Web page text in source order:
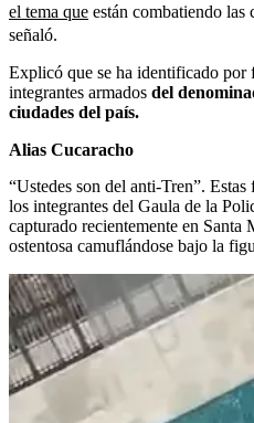
el tema que están combatiendo las
señaló.
Explicó que se ha identificado por
integrantes armados del
ciudades del país.
Alias Cucaracho
“Ustedes son del anti-Tren”.
los integrantes del Gaula de la
capturado recientemente en Santa
ostentosa camuflándose bajo la